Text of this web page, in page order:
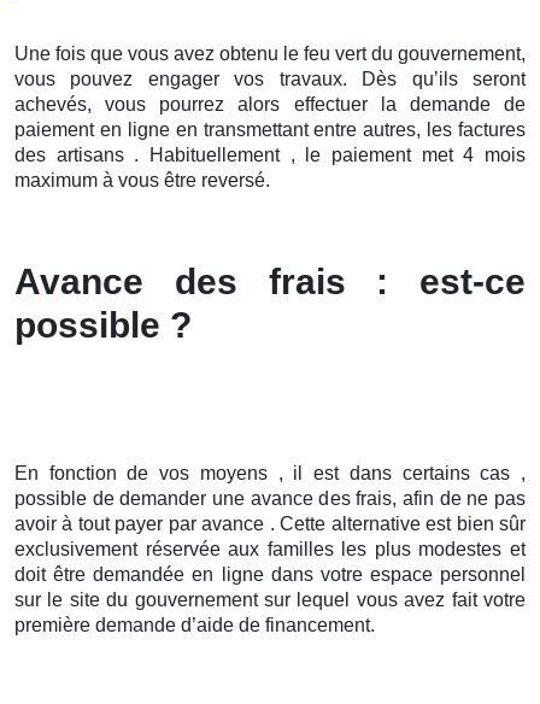
Une fois que vous avez obtenu le feu vert du gouvernement,
vous pouvez engager vos travaux. Dès qu’ils seront
achevés, vous pourrez alors effectuer la demande de
paiement en ligne en transmettant entre autres, les factures
des artisans . Habituellement , le paiement met 4 mois
maximum à vous être reversé.
Avance des frais : est-ce
possible ?
En fonction de vos moyens , il est dans certains cas ,
possible de demander une avance des frais, afin de ne pas
avoir à tout payer par avance . Cette alternative est bien sûr
exclusivement réservée aux familles les plus modestes et
doit être demandée en ligne dans votre espace personnel
sur le site du gouvernement sur lequel vous avez fait votre
première demande d’aide de financement.